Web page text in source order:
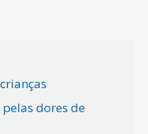
dores de